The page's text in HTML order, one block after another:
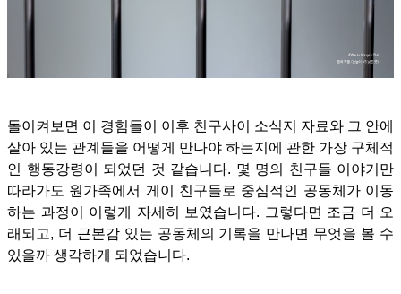
돌이켜보면 이 경험들이 이후 친구사이 소식지 자료와 그 안에
살아 있는 관계들을 어떻게 만나야 하는지에 관한 가장 구체적
인 행동강령이 되었던 것 같습니다. 몇 명의 친구들 이야기만
따라가도 원가족에서 게이 친구들로 중심적인 공동체가 이동
하는 과정이 이렇게 자세히 보였습니다. 그렇다면 조금 더 오
래되고, 더 근본감 있는 공동체의 기록을 만나면 무엇을 볼 수
있을까 생각하게 되었습니다.